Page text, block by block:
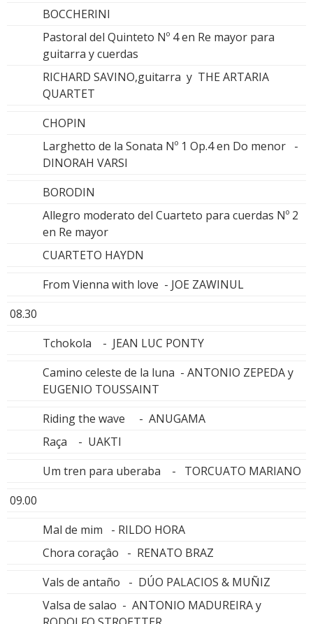
BOCCHERINI
Pastoral del Quinteto Nº 4 en Re mayor para
guitarra y cuerdas
RICHARD SAVINO,guitarra y THE ARTARIA
QUARTET
CHOPIN
Larghetto de la Sonata Nº 1 Op.4 en Do menor -
DINORAH VARSI
BORODIN
Allegro moderato del Cuarteto para cuerdas Nº 2
en Re mayor
CUARTETO HAYDN
From Vienna with love - JOE ZAWINUL
08.30
Tchokola - JEAN LUC PONTY
Camino celeste de la luna - ANTONIO ZEPEDA y
EUGENIO TOUSSAINT
Riding the wave - ANUGAMA
Raça - UAKTI
Um tren para uberaba - TORCUATO MARIANO
09.00
Mal de mim - RILDO HORA
Chora coraçâo - RENATO BRAZ
Vals de antaño - DÚO PALACIOS & MUÑIZ
Valsa de salao - ANTONIO MADUREIRA y